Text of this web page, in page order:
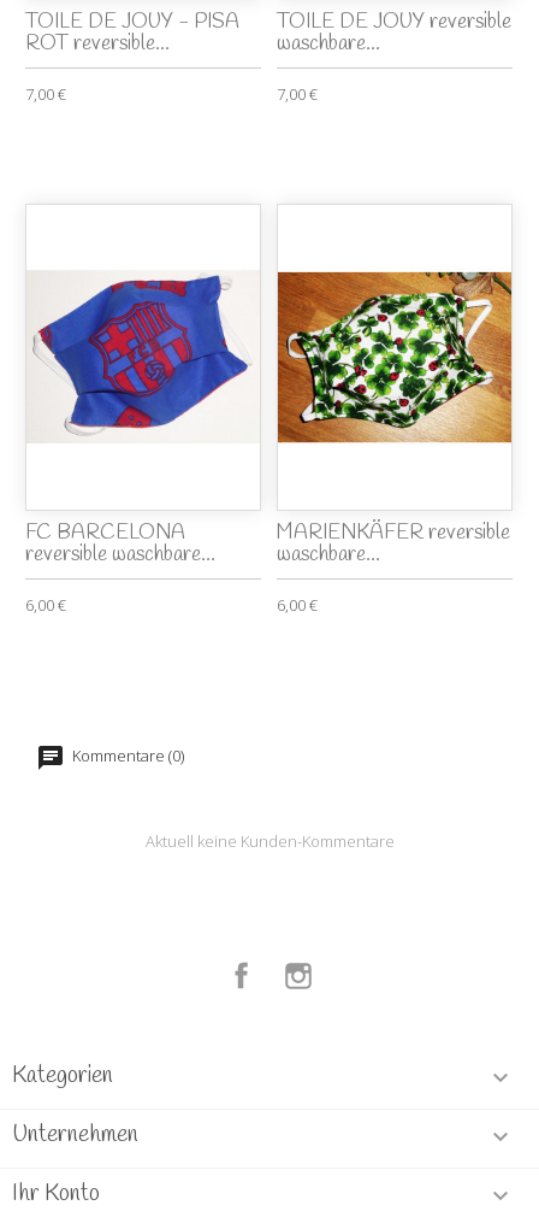
TOILE DE JOUY - PISA
ROT reversible...
7,00 €
TOILE DE JOUY reversible
waschbare...
7,00 €
FC BARCELONA
reversible waschbare...
6,00 €
MARIENKÄFER reversible
waschbare...
6,00 €
Kommentare (0)
Aktuell keine Kunden-Kommentare
Facebook
Kategorien 
Unternehmen 
Ihr Konto 